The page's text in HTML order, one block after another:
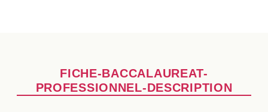
FICHE-BACCALAUREAT-
PROFESSIONNEL-DESCRIPTION